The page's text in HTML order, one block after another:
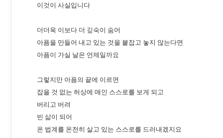
이것이 사실입니다
더더욱 이보다 더 깊숙이 숨어
아픔을 만들어 내고 있는 것을 붙잡고 놓지 않는다면
아픔이 가실 날은 언제일까요
그렇지만 아픔의 끝에 이르면
잡을 것 없는 허상에 매인 스스로를 보게 되고
버리고 버려
빈 삶이 되어
온 법계를 온전히 살고 있는 스스로를 드러내겠지요